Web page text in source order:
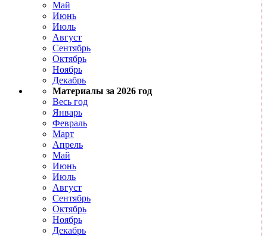
Май
Июнь
Июль
Август
Сентябрь
Октябрь
Ноябрь
Декабрь
Материалы за 2026 год
Весь год
Январь
Февраль
Март
Апрель
Май
Июнь
Июль
Август
Сентябрь
Октябрь
Ноябрь
Декабрь